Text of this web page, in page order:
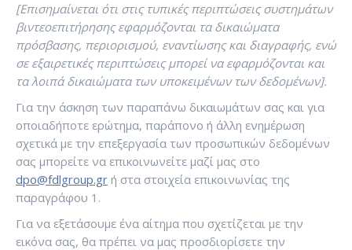
[Επισημαίνεται ότι στις τυπικές περιπτώσεις συστημάτων
βιντεοεπιτήρησης εφαρμόζονται τα δικαιώματα
πρόσβασης, περιορισμού, εναντίωσης και διαγραφής, ενώ
σε εξαιρετικές περιπτώσεις μπορεί να εφαρμόζονται και
τα λοιπά δικαιώματα των υποκειμένων των δεδομένων].
Για την άσκηση των παραπάνω δικαιωμάτων σας και για
οποιαδήποτε ερώτημα, παράπονο ή άλλη ενημέρωση
σχετικά με την επεξεργασία των προσωπικών δεδομένων
σας μπορείτε να επικοινωνείτε μαζί μας στο
dpo@fdlgroup.gr ή στα στοιχεία επικοινωνίας της
παραγράφου 1.
Για να εξετάσουμε ένα αίτημα που σχετίζεται με την
εικόνα σας, θα πρέπει να μας προσδιορίσετε την